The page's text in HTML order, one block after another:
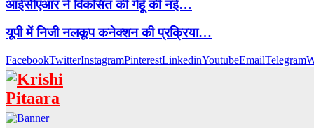
आईसीएआर ने विकसित की गेहूँ की नई…
यूपी में निजी नलकूप कनेक्शन की प्रक्रिया…
FacebookTwitterInstagramPinterestLinkedinYoutubeEmailTelegram